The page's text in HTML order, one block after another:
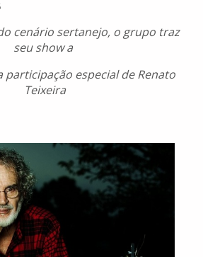
cenário sertanejo, o grupo traz
seu show a
participação especial de Renato
Teixeira